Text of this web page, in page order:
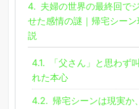
4. 夫婦の世界の最終回で
せた感情の謎｜帰宅シー
説
4.1.
「父さん」と思わず
れた本心
4.2. 帰宅シーンは現実か